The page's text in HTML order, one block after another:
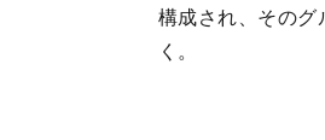
構成され、その
く。